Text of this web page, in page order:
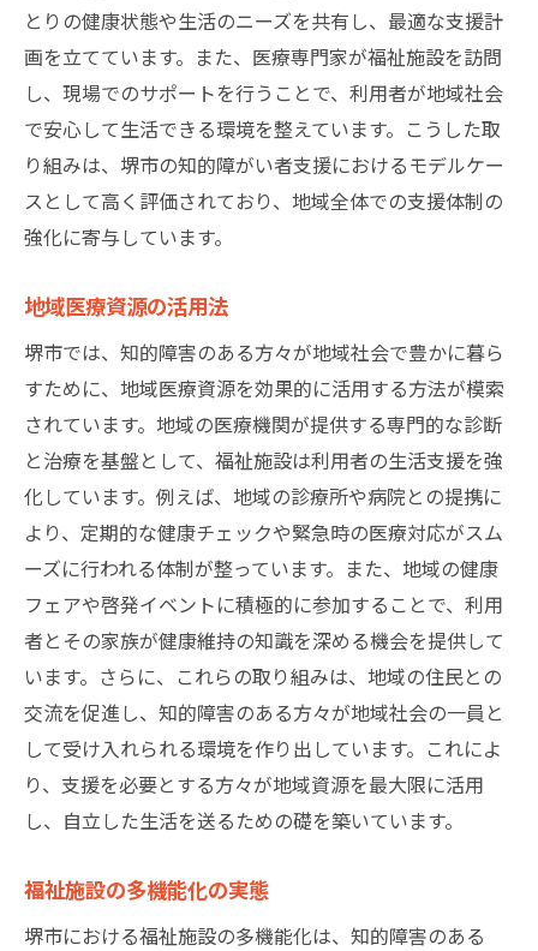
とりの健康状態や生活のニーズを共有し、最適な支援計
画を立てています。また、医療専門家が福祉施設を訪問
し、現場でのサポートを行うことで、利用者が地域社会
で安心して生活できる環境を整えています。こうした取
り組みは、堺市の知的障がい者支援におけるモデルケー
スとして高く評価されており、地域全体での支援体制の
強化に寄与しています。
地域医療資源の活用法
堺市では、知的障害のある方々が地域社会で豊かに暮ら
すために、地域医療資源を効果的に活用する方法が模索
されています。地域の医療機関が提供する専門的な診断
と治療を基盤として、福祉施設は利用者の生活支援を強
化しています。例えば、地域の診療所や病院との提携に
より、定期的な健康チェックや緊急時の医療対応がスム
ーズに行われる体制が整っています。また、地域の健康
フェアや啓発イベントに積極的に参加することで、利用
者とその家族が健康維持の知識を深める機会を提供して
います。さらに、これらの取り組みは、地域の住民との
交流を促進し、知的障害のある方々が地域社会の一員と
して受け入れられる環境を作り出しています。これによ
り、支援を必要とする方々が地域資源を最大限に活用
し、自立した生活を送るための礎を築いています。
福祉施設の多機能化の実態
堺市における福祉施設の多機能化は、知的障害のある